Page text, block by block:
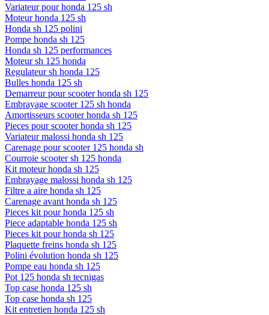
Variateur pour honda 125 sh
Moteur honda 125 sh
Honda sh 125 polini
Pompe honda sh 125
Honda sh 125 performances
Moteur sh 125 honda
Regulateur sh honda 125
Bulles honda 125 sh
Demarreur pour scooter honda sh 125
Embrayage scooter 125 sh honda
Amortisseurs scooter honda sh 125
Pieces pour scooter honda sh 125
Variateur malossi honda sh 125
Carenage pour scooter 125 honda sh
Courroie scooter sh 125 honda
Kit moteur honda sh 125
Embrayage malossi honda sh 125
Filtre a aire honda sh 125
Carenage avant honda sh 125
Pieces kit pour honda 125 sh
Piece adaptable honda 125 sh
Pieces kit pour honda sh 125
Plaquette freins honda sh 125
Polini évolution honda sh 125
Pompe eau honda sh 125
Pot 125 honda sh tecnigas
Top case honda 125 sh
Top case honda sh 125
Kit entretien honda 125 sh